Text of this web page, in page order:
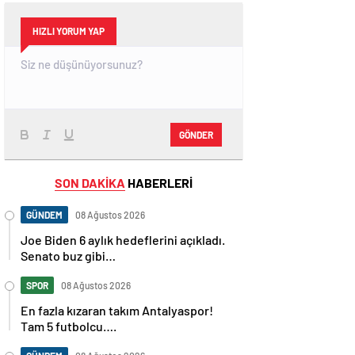
HIZLI YORUM YAP
GÖNDER
SON DAKİKA HABERLERİ
GÜNDEM 08 Ağustos 2026
Joe Biden 6 aylık hedeflerini açıkladı.
Senato buz gibi…
SPOR 08 Ağustos 2026
En fazla kızaran takım Antalyaspor!
Tam 5 futbolcu….